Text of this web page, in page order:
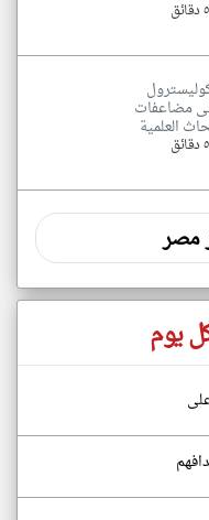
مضاعفات
العلمية
مصر
يوم